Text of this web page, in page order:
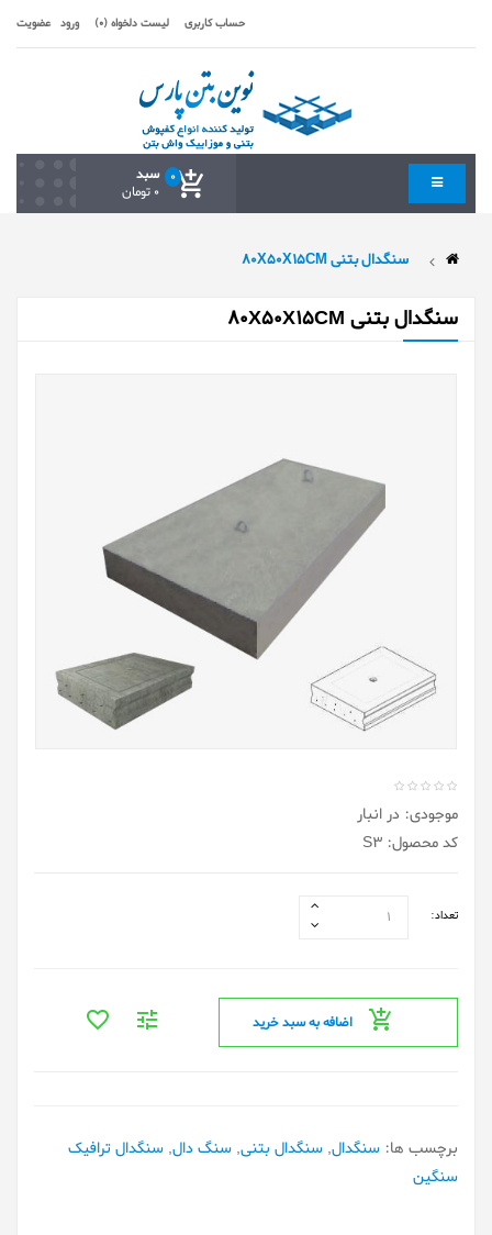
حساب کاربری لیست دلخواه (0) ورود عضویت
سبد 0
0 تومان
سنگدال بتنی 80X50X15CM
سنگدال بتنی 80X50X15CM
موجودی: در انبار
کد محصول: S3
تعداد:
اضافه به سبد خرید
برچسب ها: سنگدال, سنگدال بتنی, سنگ دال, سنگدال ترافیک
سنگین